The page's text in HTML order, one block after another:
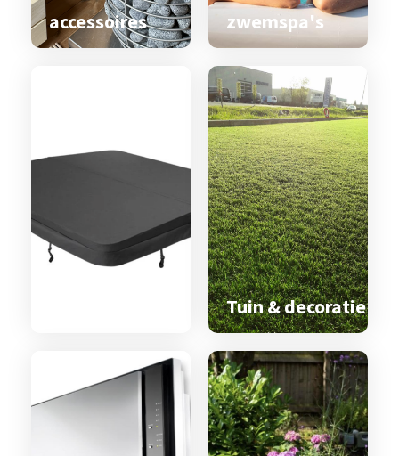
accessoires
zwemspa's
Spa & zwemspa
Tuin & decoratie